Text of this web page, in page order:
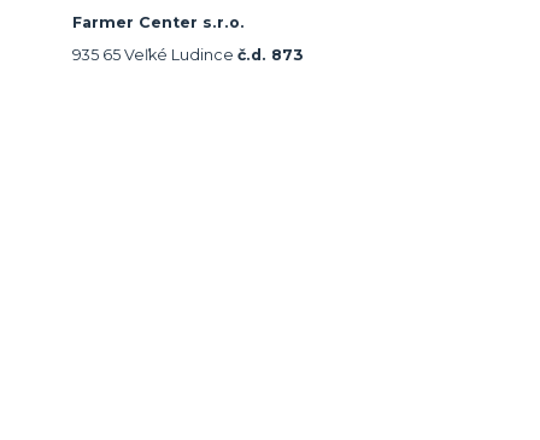
Farmer Center s.r.o.
935 65 Veľké Ludince č.d. 873